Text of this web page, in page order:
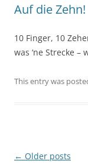
Auf die Zehn!
10 Finger, 10
was ‘ne Strecke
This entry was
Post
← Older posts